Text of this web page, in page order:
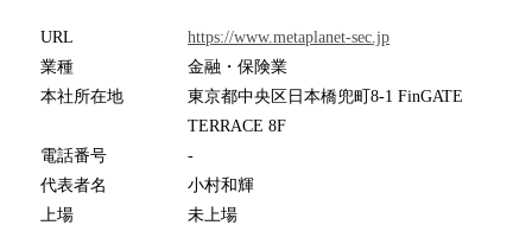
URL
https://www.metaplanet-sec.jp
業種
金融・保険業
本社所在地
東京都中央区日本橋兜町8-1 FinGATE
TERRACE 8F
電話番号
-
代表者名
小村和輝
上場
未上場